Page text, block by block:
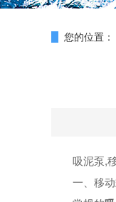
您的位置：
吸泥泵,
一、移